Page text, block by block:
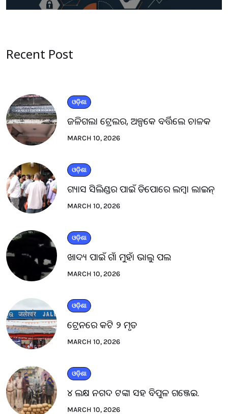
Recent Post
ଓଡ଼ିଶା
ଜଳିଗଲା ଟ୍ରେଲର, ଅଳ୍ପକେ ବର୍ତ୍ତିଲେ ଚାଳକ
MARCH 10, 2026
ଓଡ଼ିଶା
ଗ୍ୟାସ ସିଲିଣ୍ଡର ପାଇଁ ଡିପୋରେ ଲମ୍ବା ଲାଇନ୍
MARCH 10, 2026
ଓଡ଼ିଶା
ଖାଦ୍ୟ ପାଇଁ ଗାଁ ମୁହାଁ ଭାଲୁ ପଲ
MARCH 10, 2026
ଓଡ଼ିଶା
ଟ୍ରେନରେ କଟି ୨ ମୃତ
MARCH 10, 2026
ଓଡ଼ିଶା
୪ ଲକ୍ଷ ନଗଦ ଟଙ୍କା ସହ ବିପୁଳ ଗଞ୍ଜେଇ.
MARCH 10, 2026